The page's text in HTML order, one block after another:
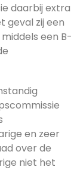
daarbij extra
geval zij een
een B-
en zeer
over de
niet het